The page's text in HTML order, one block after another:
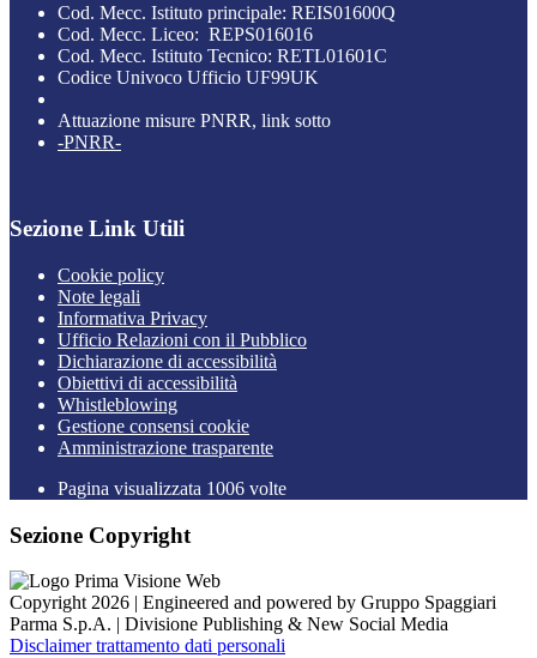
Cod. Mecc. Istituto principale: REIS01600Q
Cod. Mecc. Liceo: REPS016016
Cod. Mecc. Istituto Tecnico: RETL01601C
Codice Univoco Ufficio UF99UK
Attuazione misure PNRR, link sotto
-PNRR-
Sezione Link Utili
Cookie policy
Note legali
Informativa Privacy
Ufficio Relazioni con il Pubblico
Dichiarazione di accessibilità
Obiettivi di accessibilità
Whistleblowing
Gestione consensi cookie
Amministrazione trasparente
Pagina visualizzata 1006 volte
Sezione Copyright
Copyright 2026 | Engineered and powered by Gruppo Spaggiari
Parma S.p.A. | Divisione Publishing & New Social Media
Disclaimer trattamento dati personali